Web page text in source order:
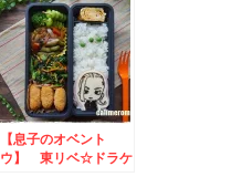
【息子のオベント
ウ】 東リベ☆ドラケ